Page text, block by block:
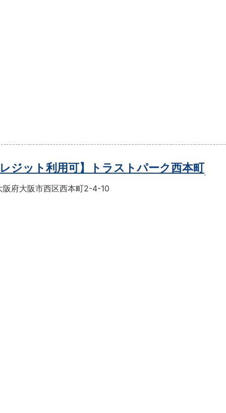
レジット利用可】トラストパーク西本町
阪府大阪市西区西本町2-4-10